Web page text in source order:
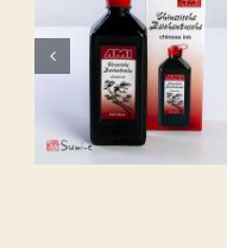
Chine 100
ml
AJOUTER AU
DETAILS